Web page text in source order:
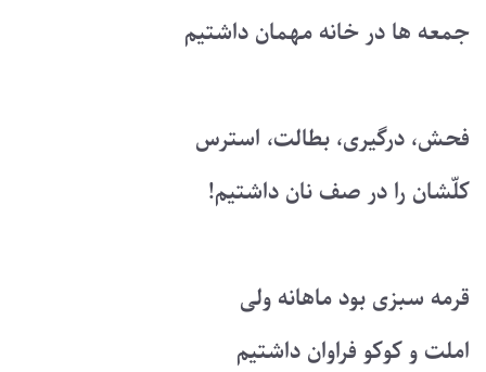
جمعه ها در خانه مهمان داشتیم
فحش، درگیری، بطالت، استرس
کلّشان را در صف نان داشتیم!
قرمه سبزی بود ماهانه ولی
املت و کوکو فراوان داشتیم